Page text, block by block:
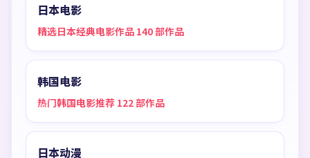
日本电影
精选日本经典电影作品 140 部作品
韩国电影
热门韩国电影推荐 122 部作品
日本动漫